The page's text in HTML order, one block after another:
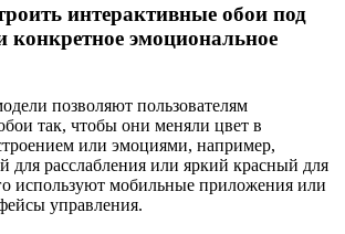
интерактивные обои под
конкретное эмоциональное
позволяют пользователям
так, чтобы они меняли цвет в
или эмоциями, например,
для расслабления или яркий красный для
используют мобильные приложения или
управления.